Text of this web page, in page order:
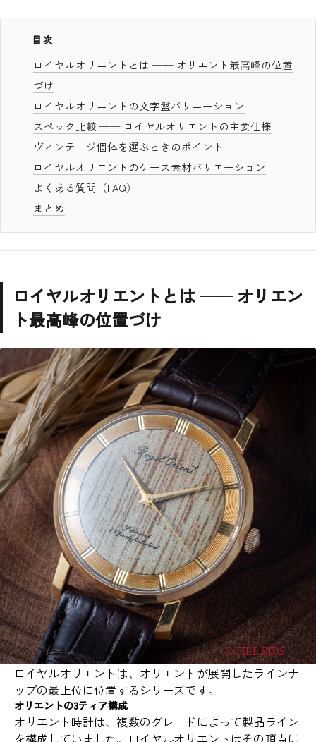
目次
ロイヤルオリエントとは ── オリエント最高峰の位置
づけ
ロイヤルオリエントの文字盤バリエーション
スペック比較 ── ロイヤルオリエントの主要仕様
ヴィンテージ個体を選ぶときのポイント
ロイヤルオリエントのケース素材バリエーション
よくある質問（FAQ）
まとめ
ロイヤルオリエントとは ── オリエン
ト最高峰の位置づけ
ロイヤルオリエントは、オリエントが展開したラインナ
ップの最上位に位置するシリーズです。
オリエントの3ティア構成
オリエント時計は、複数のグレードによって製品ライン